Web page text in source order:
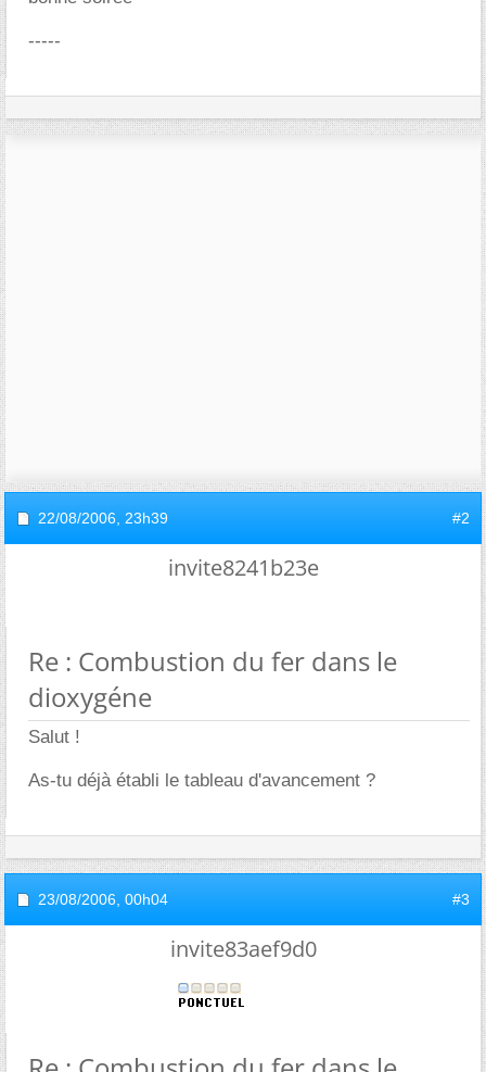
-----
22/08/2006, 23h39 #2
invite8241b23e
Re : Combustion du fer dans le
dioxygéne
Salut !
As-tu déjà établi le tableau d'avancement ?
23/08/2006, 00h04 #3
invite83aef9d0